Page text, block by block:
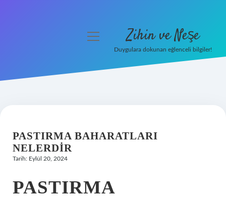
Hakkımızda
menüyü
Zihin ve Neşe
Duygulara dokunan eğlenceli bilgiler!
PASTIRMA BAHARATLARI
NELERDIR
Tarih: Eylül 20, 2024
PASTIRMA